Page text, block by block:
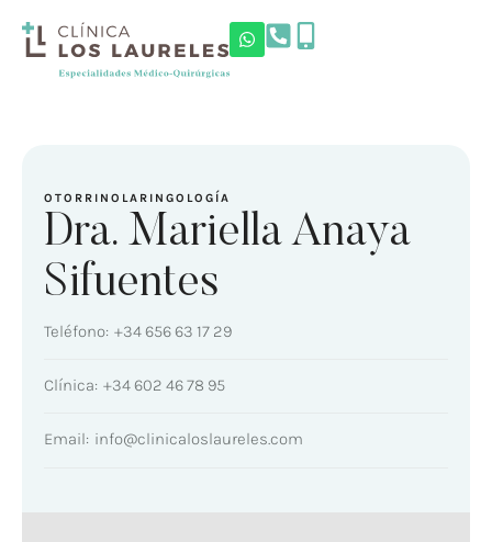
OTORRINOLARINGOLOGÍA
Dra. Mariella Anaya
Sifuentes
Teléfono: +34 656 63 17 29
Clínica: +34 602 46 78 95
Email: info@clinicaloslaureles.com